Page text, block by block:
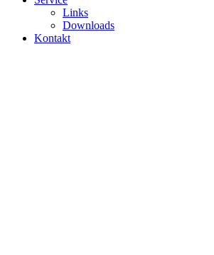
Links
Downloads
Kontakt